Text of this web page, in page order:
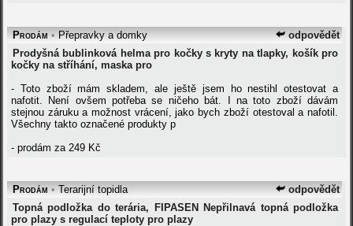
odpovědět
Prodám •Přepravky a domky
Prodyšná bublinková helma pro kočky s kryty na tlapky, košík pro
kočky na stříhání, maska pro
- Toto zboží mám skladem, ale ještě jsem ho nestihl otestovat a
nafotit. Není ovšem potřeba se ničeho bát. I na toto zboží dávám
stejnou záruku a možnost vrácení, jako bych zboží otestoval a nafotil.
Všechny takto označené produkty p
- prodám za 249 Kč
odpovědět
Prodám •Terarijní topidla
Topná podložka do terária, FIPASEN Nepřilnavá topná podložka
pro plazy s regulací teploty pro plazy